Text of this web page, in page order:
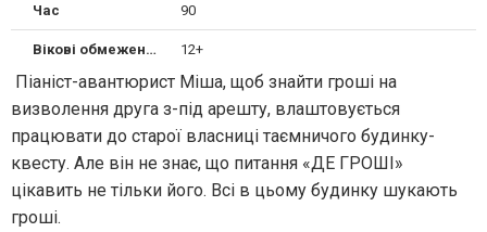
Час 90
Вікові обмеження 12+
Піаніст-авантюрист Міша, щоб знайти гроші на
визволення друга з-під арешту, влаштовується
працювати до старої власниці таємничого будинку-
квесту. Але він не знає, що питання «ДЕ ГРОШІ»
цікавить не тільки його. Всі в цьому будинку шукають
гроші.